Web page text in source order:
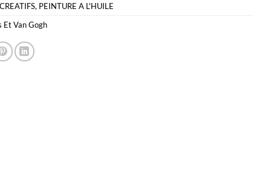
, PEINTURE A L'HUILE
Et Van Gogh